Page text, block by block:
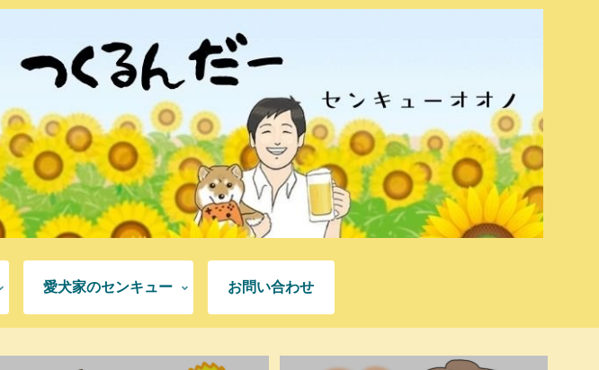
愛犬家のセンキュー お問い合わせ